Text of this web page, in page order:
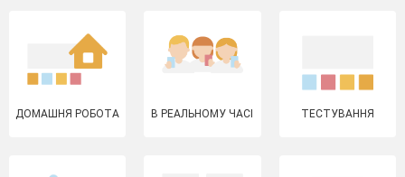
ДОМАШНЯ РОБОТА В РЕАЛЬНОМУ ЧАСІ ТЕСТУВАННЯ